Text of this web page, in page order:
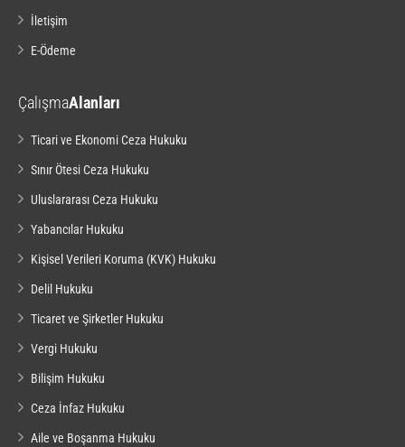
İletişim
E-Ödeme
ÇalışmaAlanları
Ticari ve Ekonomi Ceza Hukuku
Sınır Ötesi Ceza Hukuku
Uluslararası Ceza Hukuku
Yabancılar Hukuku
Kişisel Verileri Koruma (KVK) Hukuku
Delil Hukuku
Ticaret ve Şirketler Hukuku
Vergi Hukuku
Bilişim Hukuku
Ceza İnfaz Hukuku
Aile ve Boşanma Hukuku